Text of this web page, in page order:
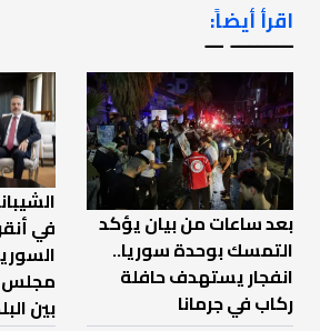
اقرأ أيضاً:
ـــــــ ــ
بعد ساعات من بيان يؤكد
التمسك بوحدة سوريا..
انفجار يستهدف حافلة
ركاب في جرمانا
في
مجلس
بين